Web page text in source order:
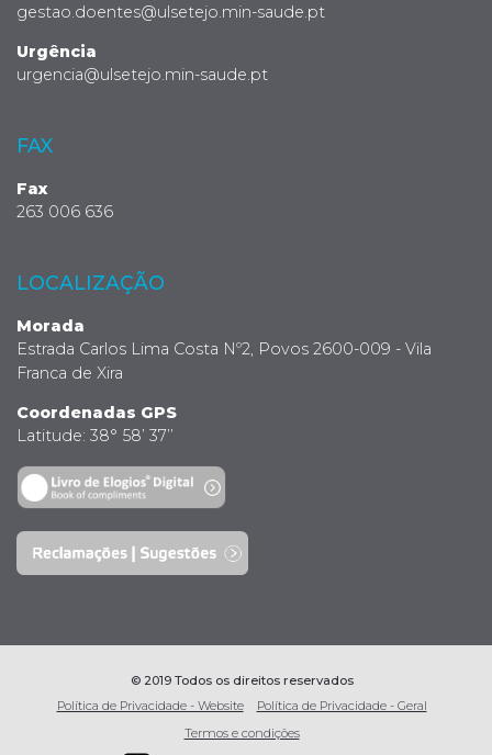
gestao.doentes@ulsetejo.min-saude.pt
Urgência
urgencia@ulsetejo.min-saude.pt
FAX
Fax
263 006 636
LOCALIZAÇÃO
Morada
Estrada Carlos Lima Costa Nº2, Povos 2600-009 - Vila
Franca de Xira
Coordenadas GPS
Latitude: 38° 58’ 37’’
© 2019 Todos os direitos reservados
Política de Privacidade - Website
Política de Privacidade - Geral
Termos e condições